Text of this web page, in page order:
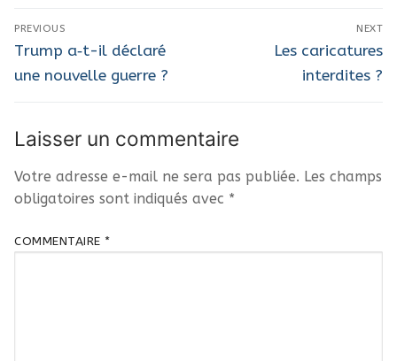
Navigation
de
l’article
PREVIOUS
Previous
post:
Trump a‑t-il déclaré
une nouvelle guerre ?
NEXT
Next
post:
Les caricatures
interdites ?
Laisser un commentaire
Votre adresse e-mail ne sera pas publiée. Les champs
obligatoires sont indiqués avec *
COMMENTAIRE *